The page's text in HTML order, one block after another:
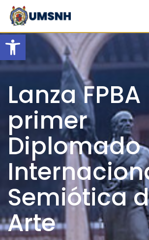
Open toolbar
Skip
content
Lanza FPBA
primer
Diplomado
Semiótica
Arte